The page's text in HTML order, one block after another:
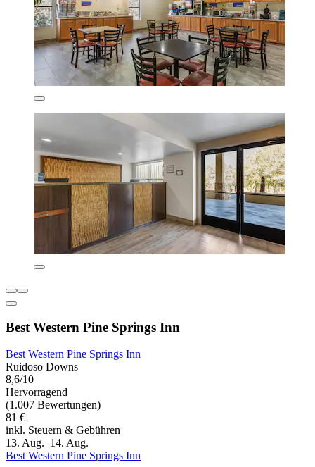
Best Western Pine Springs Inn
Best Western Pine Springs Inn
Ruidoso Downs
8,6/10
Hervorragend
(1.007 Bewertungen)
81 €
inkl. Steuern & Gebühren
13. Aug.–14. Aug.
Best Western Pine Springs Inn